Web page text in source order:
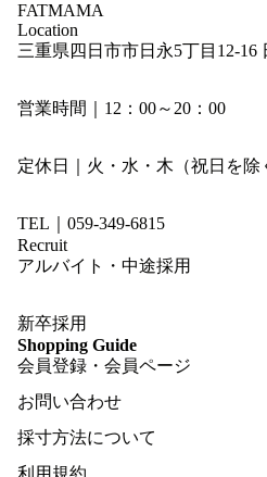
FATMAMA
Location
三重県四日市市日永5丁目12-16
営業時間｜12：00～20：00
定休日｜火・水・木（祝日を除
TEL｜059-349-6815
Recruit
アルバイト・中途採用
新卒採用
Shopping Guide
会員登録・会員ページ
お問い合わせ
採寸方法について